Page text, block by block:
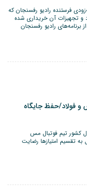
فرستنده رادیو رفسنجان که
و تجهیزات آن خریداری شده
برنامه‌های رادیو رفسنجان
فولاد/حفظ جایگاه
کشور تیم فوتبال مس
تقسیم امتیازها رضایت